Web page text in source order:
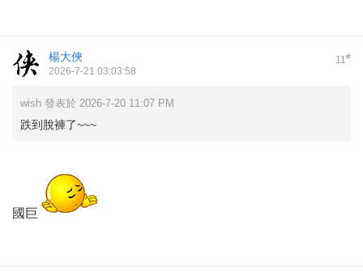
11#
楊大俠
2026-7-21 03:03:58
wish 發表於 2026-7-20 11:07 PM
跌到脫褲了~~~
國巨